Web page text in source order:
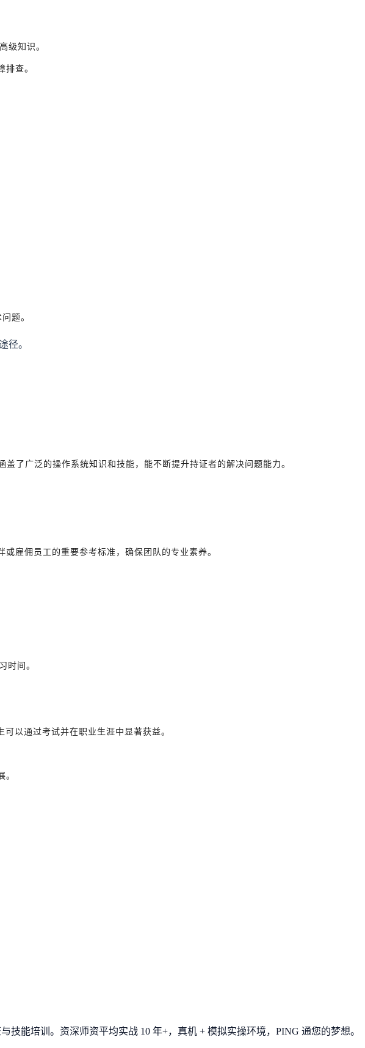
级知识。
查。
题。
径。
了广泛的操作系统知识和技能，能不断提升持证者的解决问题能力。
雇佣员工的重要参考标准，确保团队的专业素养。
时间。
以通过考试并在职业生涯中显著获益。
能培训。资深师资平均实战 10 年+，真机 + 模拟实操环境， PING 通您的梦想。